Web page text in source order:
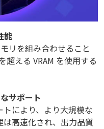
能
リを組み合わせること
超える VRAM を使用する
サポート
トにより、より大規模な
は高速化され、出力品質